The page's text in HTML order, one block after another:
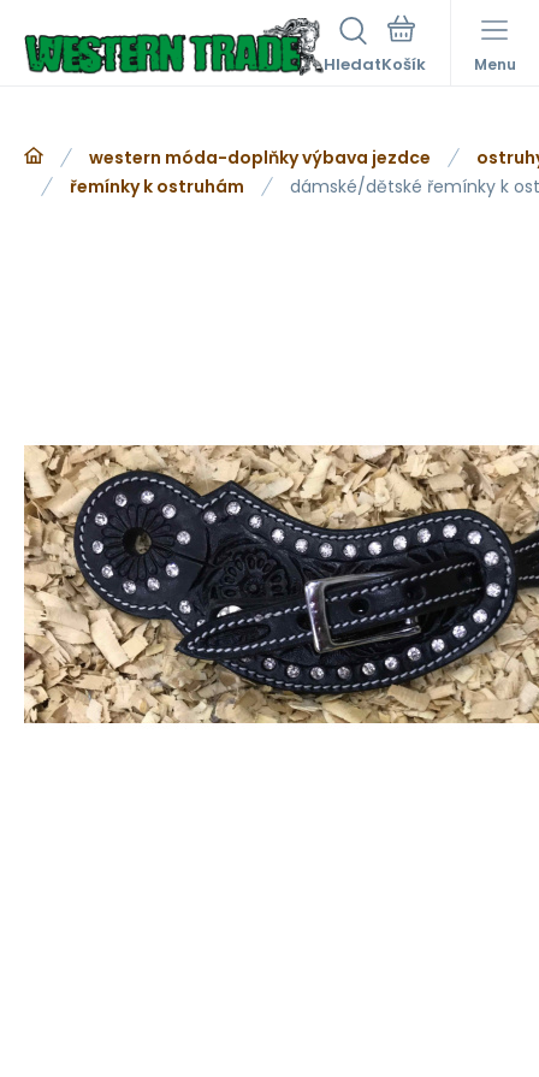
Hledat Menu
western móda-doplňky výbava jezdce
řemínky k ostruhám
dámské/dětské řemínky k